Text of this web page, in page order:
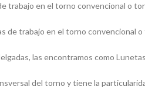
trabajo en el torno convencional o
de trabajo en el torno convencional
las encontramos como
del torno y tiene la